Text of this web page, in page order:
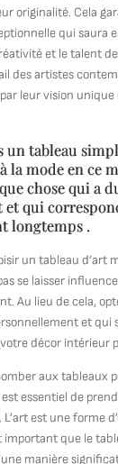
originalité. Cela
qui saura
et le talent de
des artistes
leur vision
un tableau
la mode en ce
chose qui a
qui
longtemps .
un tableau d’art
se laisser
Au lieu de cela,
et qui
décor intérieur
aux tableaux
essentiel de
est une forme
que le
manière